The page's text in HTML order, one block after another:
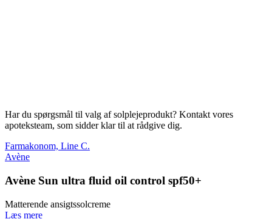
Har du spørgsmål til valg af solplejeprodukt? Kontakt vores
apoteksteam, som sidder klar til at rådgive dig.
Farmakonom, Line C.
Avène
Avène Sun ultra fluid oil control spf50+
Matterende ansigtssolcreme
Læs mere